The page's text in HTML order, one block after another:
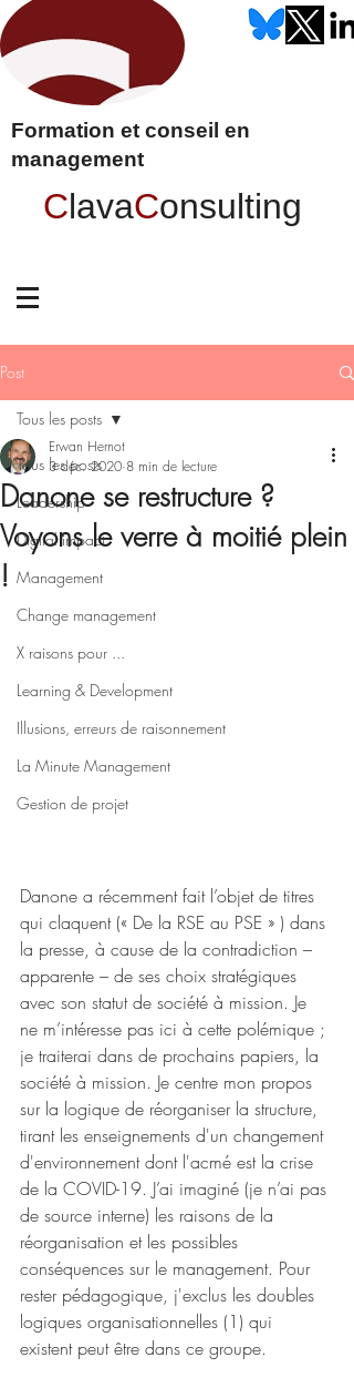
Formation et conseil en
management
ClavaConsulting
Post
Tous les posts
Leadership
Digital impact
Management
Change management
X raisons pour ...
Learning & Development
Illusions, erreurs de raisonnement
La Minute Management
Gestion de projet
Tous les posts
Danone se restructure ?
Voyons le verre à moitié plein
!
Erwan Hernot
3 déc. 2020 8 min de lecture
Danone a récemment fait l’objet de titres
qui claquent (« De la RSE au PSE » ) dans
la presse, à cause de la contradiction –
apparente – de ses choix stratégiques
avec son statut de société à mission. Je
ne m’intéresse pas ici à cette polémique ;
je traiterai dans de prochains papiers, la
société à mission. Je centre mon propos
sur la logique de réorganiser la structure,
tirant les enseignements d'un changement
d'environnement dont l'acmé est la crise
de la COVID-19. J’ai imaginé (je n’ai pas
de source interne) les raisons de la
réorganisation et les possibles
conséquences sur le management. Pour
rester pédagogique, j'exclus les doubles
logiques organisationnelles (1) qui
existent peut être dans ce groupe.